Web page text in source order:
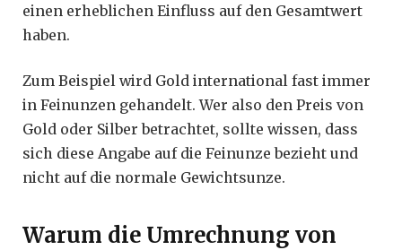
einen erheblichen Einfluss auf den Gesamtwert
haben.
Zum Beispiel wird Gold international fast immer
in Feinunzen gehandelt. Wer also den Preis von
Gold oder Silber betrachtet, sollte wissen, dass
sich diese Angabe auf die Feinunze bezieht und
nicht auf die normale Gewichtsunze.
Warum die Umrechnung von